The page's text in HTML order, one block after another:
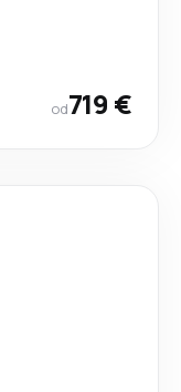
od719 €